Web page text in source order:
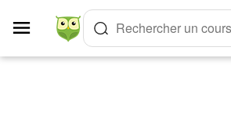
Rechercher un